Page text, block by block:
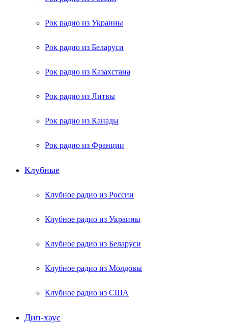
Рок радио из Украины
Рок радио из Беларуси
Рок радио из Казахстана
Рок радио из Литвы
Рок радио из Канады
Рок радио из Франции
Клубные
Клубное радио из России
Клубное радио из Украины
Клубное радио из Беларуси
Клубное радио из Молдовы
Клубное радио из США
Дип-хаус